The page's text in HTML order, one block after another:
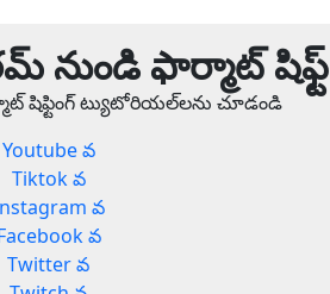
నుండి ఫార్మాట్ షిఫ్ట్
షిఫ్టింగ్ ట్యుటోరియల్‌లను చూడండి
Youtube వ
Tiktok వ
వ
వ
Twitter వ